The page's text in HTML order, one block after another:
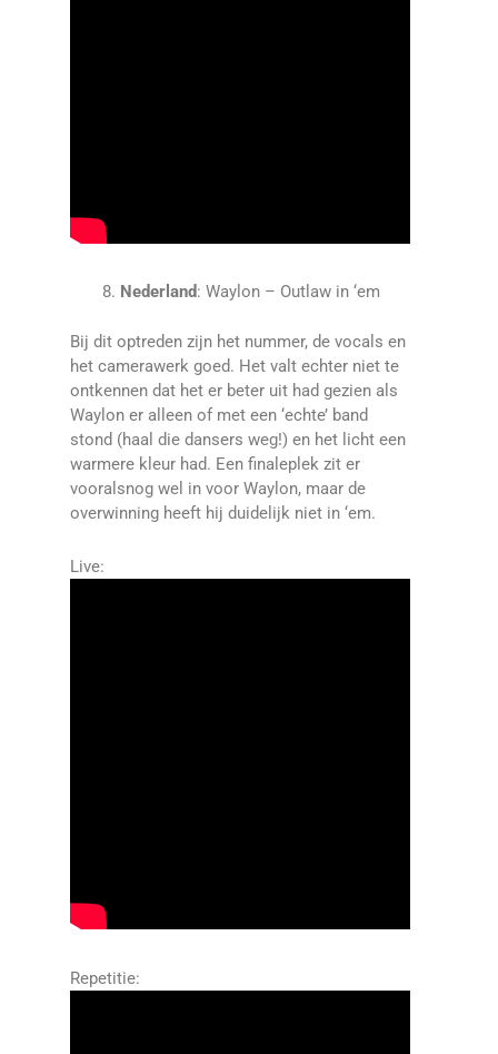
Nederland: Waylon – Outlaw in ‘em
Bij dit optreden zijn het nummer, de vocals en
het camerawerk goed. Het valt echter niet te
ontkennen dat het er beter uit had gezien als
Waylon er alleen of met een ‘echte’ band
stond (haal die dansers weg!) en het licht een
warmere kleur had. Een finaleplek zit er
vooralsnog wel in voor Waylon, maar de
overwinning heeft hij duidelijk niet in ‘em.
Live:
Repetitie: